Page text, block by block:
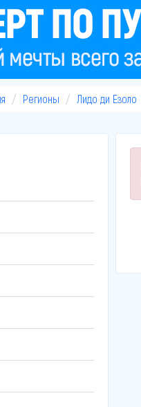
Регионы Лидо ди Езоло